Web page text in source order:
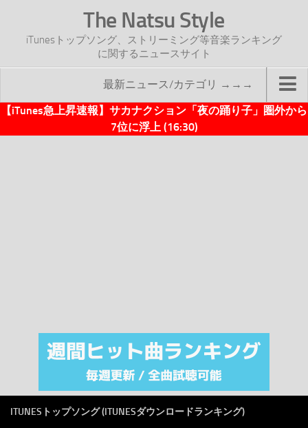
The Natsu Style
iTunesトップソング、ストリーミング等音楽ランキング
に関するニュースサイト
最新ニュース/カテゴリ →→→
TOP
注目カテゴリ
オリジナルiTunes週間トップソング
【iTunes急上昇速報】サカナクション「夜の踊り子」圏外から
7位に浮上 (16:30)
ITUNESトップソング (ITUNESダウンロードランキング)